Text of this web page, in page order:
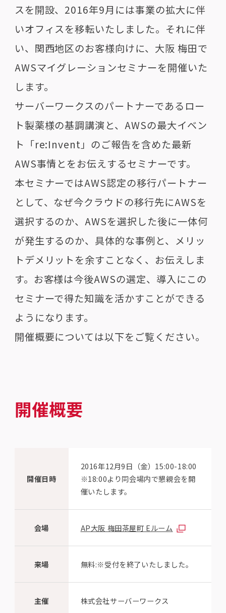
スを開設、2016年9月には事業の拡大に伴
いオフィスを移転いたしました。それに伴
い、関西地区のお客様向けに、大阪 梅田で
AWSマイグレーションセミナーを開催いた
します。
サーバーワークスのパートナーであるロー
ト製薬様の基調講演と、AWSの最大イベン
ト「re:Invent」のご報告を含めた最新
AWS事情とをお伝えするセミナーです。
本セミナーではAWS認定の移行パートナー
として、なぜ今クラウドの移行先にAWSを
選択するのか、AWSを選択した後に一体何
が発生するのか、具体的な事例と、メリッ
トデメリットを余すことなく、お伝えしま
す。お客様は今後AWSの選定、導入にこの
セミナーで得た知識を活かすことができる
ようになります。
開催概要については以下をご覧ください。
開催概要
開催日時
2016年12月9日（金）15:00-18:00
※18:00より同会場内で懇親会を開
催いたします。
会場 AP大阪 梅田茶屋町 Eルーム
来場 無料:※受付を終了いたしました。
主催 株式会社サーバーワークス